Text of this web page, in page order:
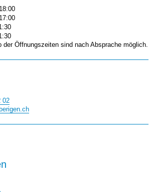
der Öffnungszeiten sind nach Absprache möglich.
02